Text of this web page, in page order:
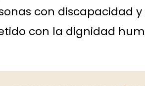
con discapacidad
con la dignidad